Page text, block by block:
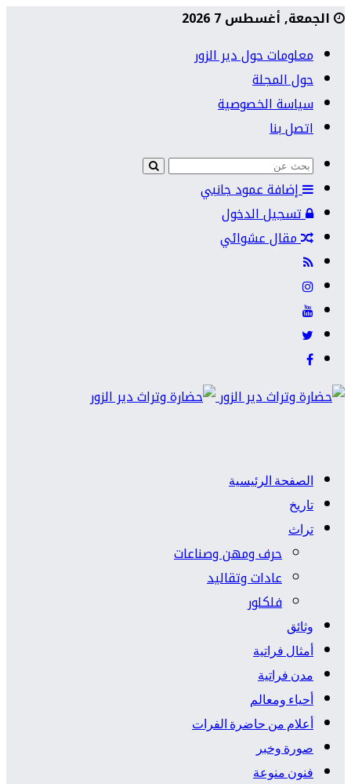
الجمعة, أغسطس 7 2026
معلومات حول دير الزور
حول المجلة
سياسة الخصوصية
اتصل بنا
إضافة عمود جانبي
تسجيل الدخول
مقال عشوائي
الصفحة الرئيسية
تاريخ
تراث
حرف ومهن وصناعات
عادات وتقاليد
فلكلور
وثائق
أمثال فراتية
مدن فراتية
أحياء ومعالم
أعلام من حاضرة الفرات
صورة وخبر
فنون منوعة